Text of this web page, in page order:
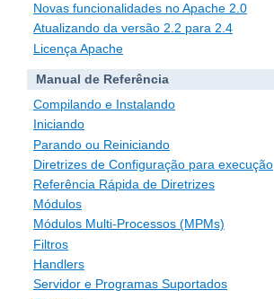
Novas funcionalidades no Apache 2.0
Atualizando da versão 2.2 para 2.4
Licença Apache
Manual de Referência
Compilando e Instalando
Iniciando
Parando ou Reiniciando
Diretrizes de Configuração para execução
Referência Rápida de Diretrizes
Módulos
Módulos Multi-Processos (MPMs)
Filtros
Handlers
Servidor e Programas Suportados